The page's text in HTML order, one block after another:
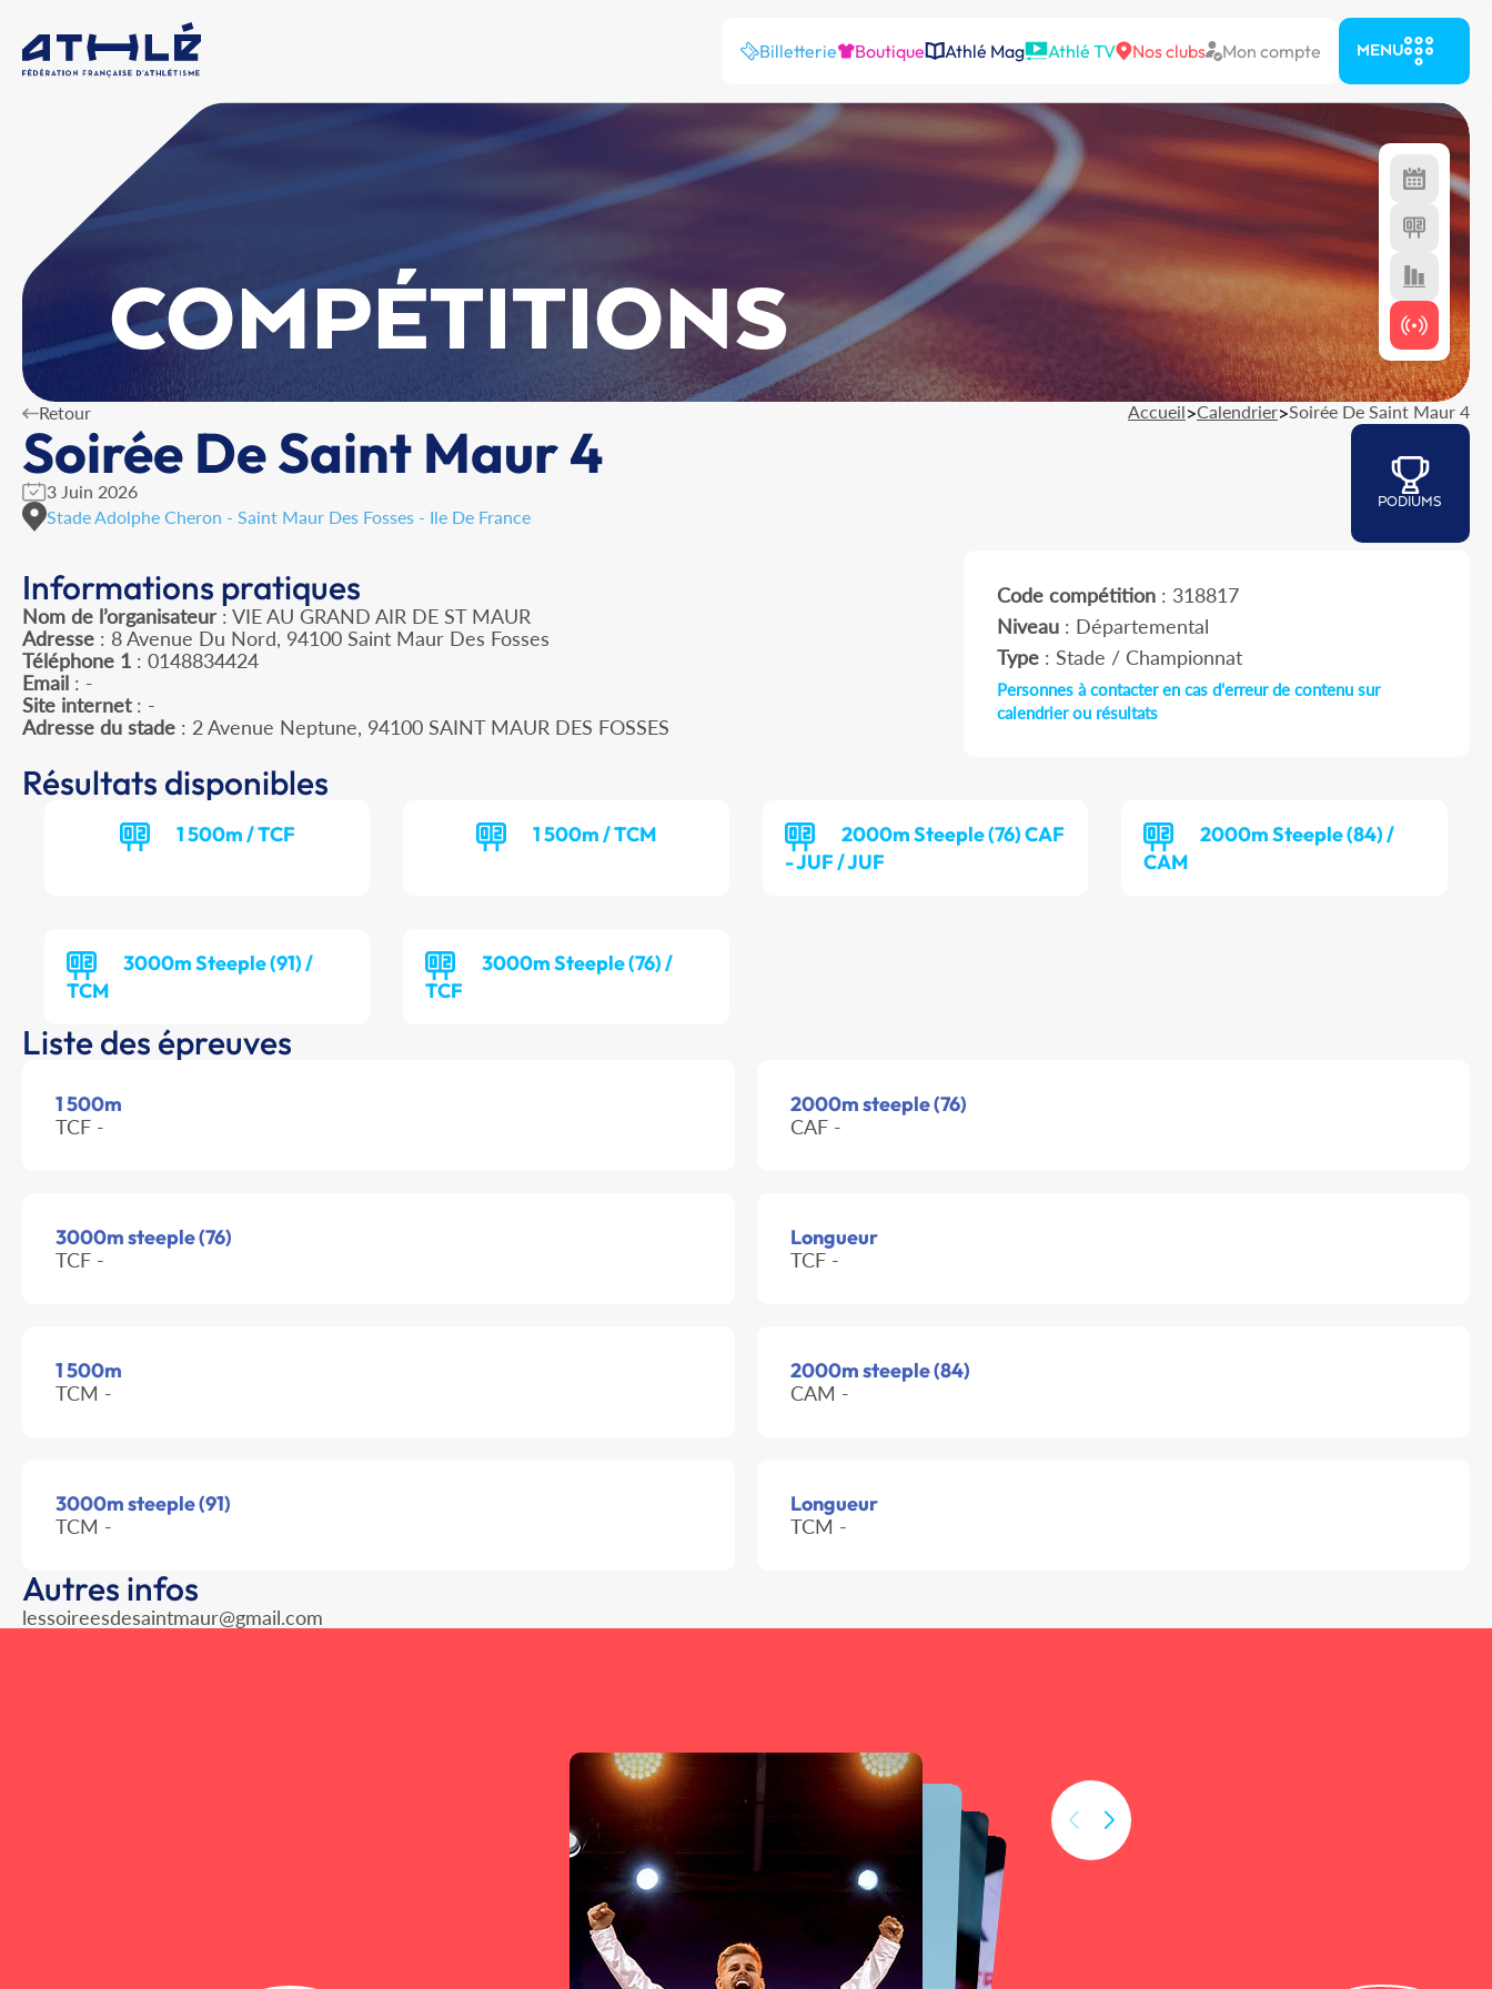
Billetterie Boutique Athlé Mag Athlé TV Nos clubs Mon compte MENU
COMPÉTITIONS
Retour Accueil>Calendrier>Soirée De Saint Maur 4
Soirée De Saint Maur 4
3 Juin 2026
Stade Adolphe Cheron - Saint Maur Des Fosses - Ile De France
PODIUMS
Informations pratiques
Nom de l’organisateur : VIE AU GRAND AIR DE ST MAUR
Adresse : 8 Avenue Du Nord, 94100 Saint Maur Des Fosses
Téléphone 1 : 0148834424
Email : -
Site internet: -
Adresse du stade : 2 Avenue Neptune, 94100 SAINT MAUR DES FOSSES
Code compétition: 318817
Niveau: Départemental
Type: Stade / Championnat
Personnes à contacter en cas d'erreur de contenu sur
calendrier ou résultats
Résultats disponibles
1 500m / TCF 1 500m / TCM
2000m Steeple (76) CAF
- JUF / JUF
2000m Steeple (84) /
CAM
3000m Steeple (91) /
TCM
3000m Steeple (76) /
TCF
Liste des épreuves
1 500m
TCF -
2000m steeple (76)
CAF -
3000m steeple (76)
TCF -
Longueur
TCF -
1 500m
TCM -
2000m steeple (84)
CAM -
3000m steeple (91)
TCM -
Longueur
TCM -
Autres infos
lessoireesdesaintmaur@gmail.com